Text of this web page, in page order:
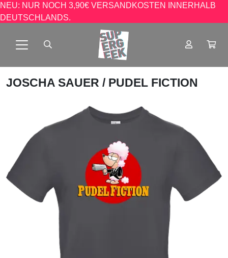
NEU: NUR NOCH 3,90€ VERSANDKOSTEN INNERHALB
DEUTSCHLANDS.
JOSCHA SAUER / PUDEL FICTION